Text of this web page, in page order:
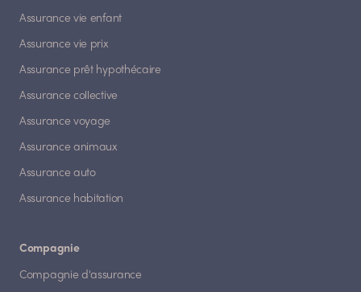
Assurance vie enfant
Assurance vie prix
Assurance prêt hypothécaire
Assurance collective
Assurance voyage
Assurance animaux
Assurance auto
Assurance habitation
Compagnie
Compagnie d'assurance